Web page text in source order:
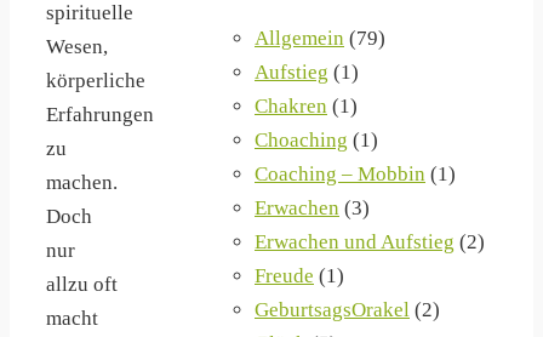
spirituelle
Wesen,
körperliche
Erfahrungen
zu
machen.
Doch
nur
allzu oft
macht
Allgemein (79)
Aufstieg (1)
Chakren (1)
Choaching (1)
Coaching – Mobbin (1)
Erwachen (3)
Erwachen und Aufstieg (2)
Freude (1)
GeburtsagsOrakel (2)